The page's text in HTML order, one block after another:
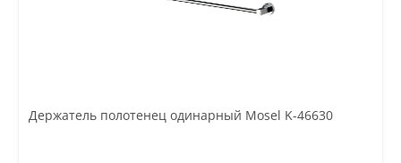
Держатель полотенец одинарный Mosel K-46630